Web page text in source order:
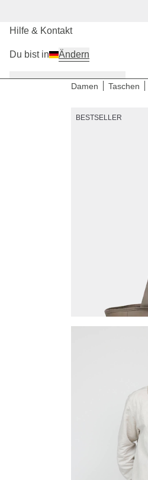
Herren
Hilfe & Kontakt
Du bist in Ändern
Damen Taschen
BESTSELLER